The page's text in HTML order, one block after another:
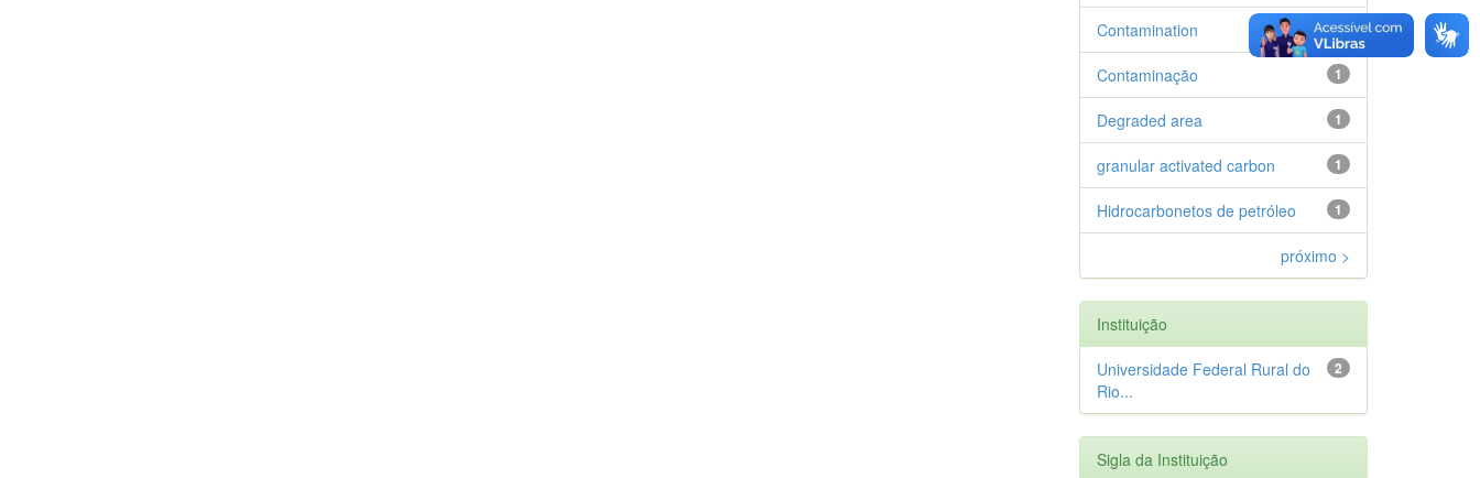
1
Contamination
1
Contaminação
1
Degraded area
1
granular activated carbon
1
Hidrocarbonetos de petróleo
próximo >
Instituição
2
Universidade Federal Rural do
Rio...
Sigla da Instituição